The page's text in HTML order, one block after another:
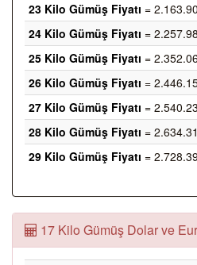
23 Kilo Gümüş Fiyatı =
24 Kilo Gümüş Fiyatı =
25 Kilo Gümüş Fiyatı =
26 Kilo Gümüş Fiyatı =
27 Kilo Gümüş Fiyatı =
28 Kilo Gümüş Fiyatı =
29 Kilo Gümüş Fiyatı =
17 Kilo Gümüş Dolar ve